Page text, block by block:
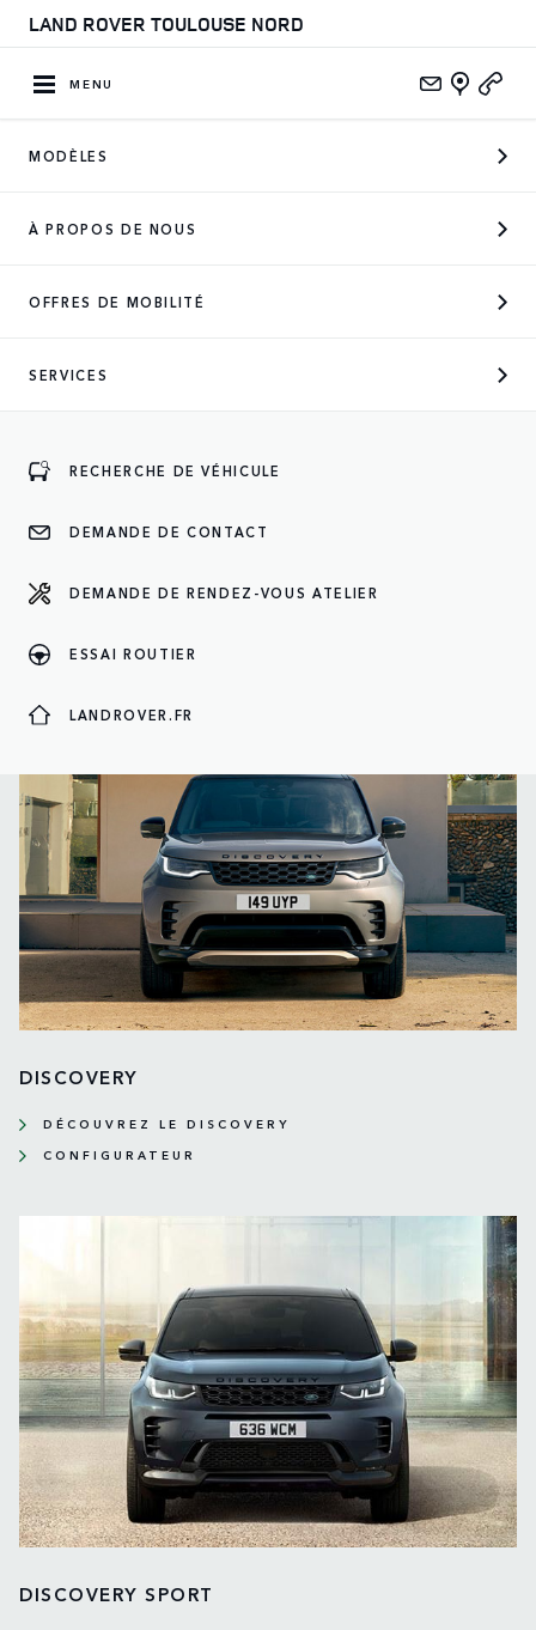
LAND ROVER TOULOUSE NORD
MENU
MODÈLES
À PROPOS DE NOUS
OFFRES DE MOBILITÉ
SERVICES
RECHERCHE DE VÉHICULE
DEMANDE DE CONTACT
DEMANDE DE RENDEZ-VOUS ATELIER
ESSAI ROUTIER
LANDROVER.FR
DISCOVERY
DÉCOUVREZ LE DISCOVERY
CONFIGURATEUR
DISCOVERY SPORT